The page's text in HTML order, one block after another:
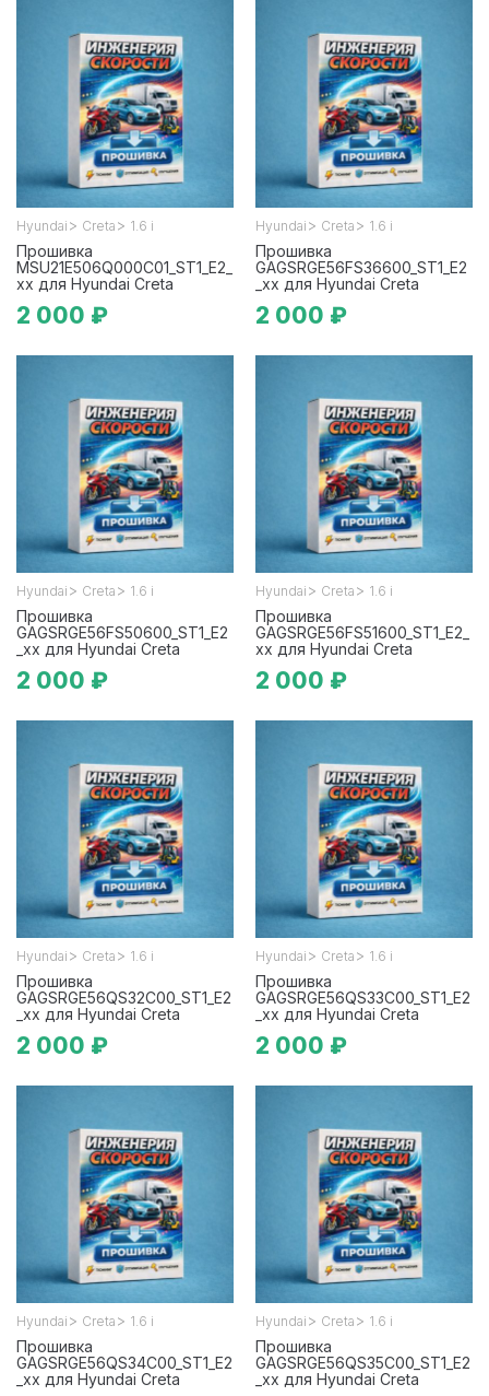
Hyundai > Creta > 1.6 i
Прошивка
MSU21E506Q000C01_ST1_E2_
xx для Hyundai Creta
2 000 ₽
Hyundai > Creta > 1.6 i
Прошивка
GAGSRGE56FS36600_ST1_E2
_xx для Hyundai Creta
2 000 ₽
Hyundai > Creta > 1.6 i
Прошивка
GAGSRGE56FS50600_ST1_E2
_xx для Hyundai Creta
2 000 ₽
Hyundai > Creta > 1.6 i
Прошивка
GAGSRGE56FS51600_ST1_E2_
xx для Hyundai Creta
2 000 ₽
Hyundai > Creta > 1.6 i
Прошивка
GAGSRGE56QS32C00_ST1_E2
_xx для Hyundai Creta
2 000 ₽
Hyundai > Creta > 1.6 i
Прошивка
GAGSRGE56QS33C00_ST1_E2
_xx для Hyundai Creta
2 000 ₽
Hyundai > Creta > 1.6 i
Прошивка
GAGSRGE56QS34C00_ST1_E2
_xx для Hyundai Creta
Hyundai > Creta > 1.6 i
Прошивка
GAGSRGE56QS35C00_ST1_E2
_xx для Hyundai Creta